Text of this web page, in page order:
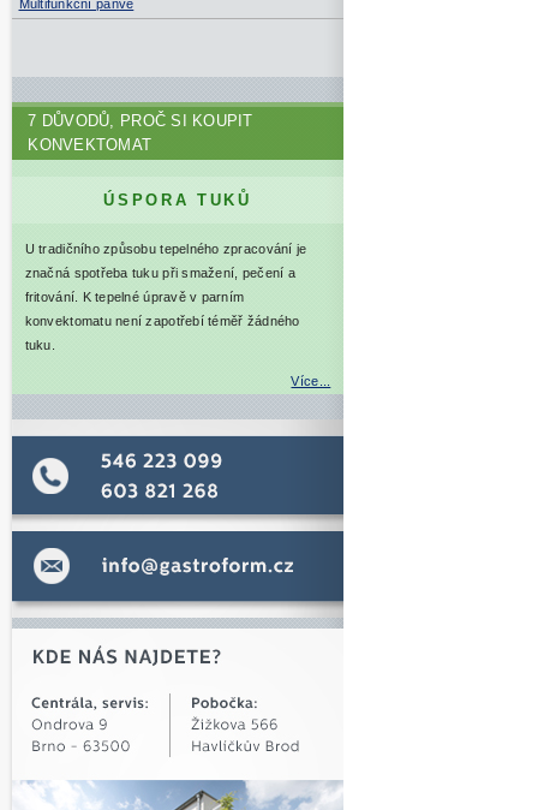
Multifunkční pánve
7 DŮVODŮ, PROČ SI KOUPIT
KONVEKTOMAT
ÚSPORA TUKŮ
U tradičního způsobu tepelného zpracování je
značná spotřeba tuku při smažení, pečení a
fritování. K tepelné úpravě v parním
konvektomatu není zapotřebí téměř žádného
tuku.
Více...